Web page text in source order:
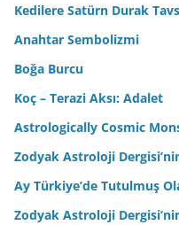
Kedilere Satürn Durak
Anahtar Sembolizmi
Boğa Burcu
Koç – Terazi Aksı: Adalet
Astrologically Cosmic
Zodyak Astroloji Dergisi’nin
Ay Türkiye’de Tutulmuş
Zodyak Astroloji Dergisi’nin